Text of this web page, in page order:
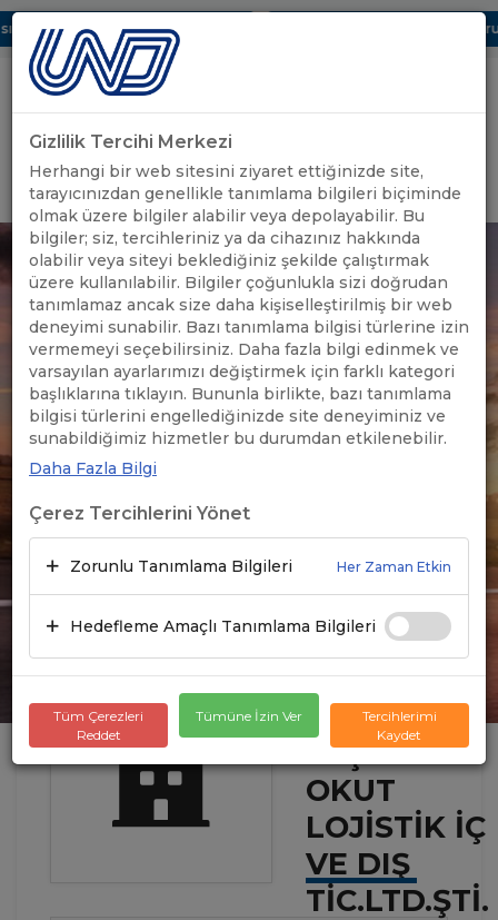
Dijital UBAK Bölümü Hakkında UND, Yunanistan Vize
Uluslararası Nakliyeciler Derneği
GİRİŞ YAP
YEŞIL
OKUT
LOJISTIK İÇ
VE DIŞ
TIC.LTD.ŞTI.
Gizlilik Tercihi Merkezi
Herhangi bir web sitesini ziyaret ettiğinizde site,
tarayıcınızdan genellikle tanımlama bilgileri biçiminde
olmak üzere bilgiler alabilir veya depolayabilir. Bu
bilgiler; siz, tercihleriniz ya da cihazınız hakkında
olabilir veya siteyi beklediğiniz şekilde çalıştırmak
üzere kullanılabilir. Bilgiler çoğunlukla sizi doğrudan
tanımlamaz ancak size daha kişiselleştirilmiş bir web
deneyimi sunabilir. Bazı tanımlama bilgisi türlerine izin
vermemeyi seçebilirsiniz. Daha fazla bilgi edinmek ve
varsayılan ayarlarımızı değiştirmek için farklı kategori
başlıklarına tıklayın. Bununla birlikte, bazı tanımlama
bilgisi türlerini engellediğinizde site deneyiminiz ve
sunabildiğimiz hizmetler bu durumdan etkilenebilir.
Daha Fazla Bilgi
Çerez Tercihlerini Yönet
Zorunlu Tanımlama Bilgileri Her Zaman Etkin
Hedefleme Amaçlı Tanımlama Bilgileri
Tüm Çerezleri
Reddet
Tümüne İzin Ver
Tercihlerimi
Kaydet